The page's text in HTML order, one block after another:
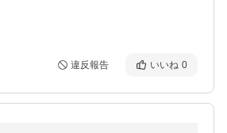
違反報告 いいね 0